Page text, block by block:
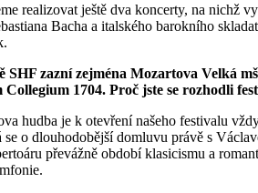
realizovat ještě dva koncerty, na
Bacha a italského barokního
SHF zazní zejména Mozartova Velká
1704. Proč jste se rozhodli
hudba je k otevření našeho festivalu
o dlouhodobější domluvu právě s
převážně období klasicismu a